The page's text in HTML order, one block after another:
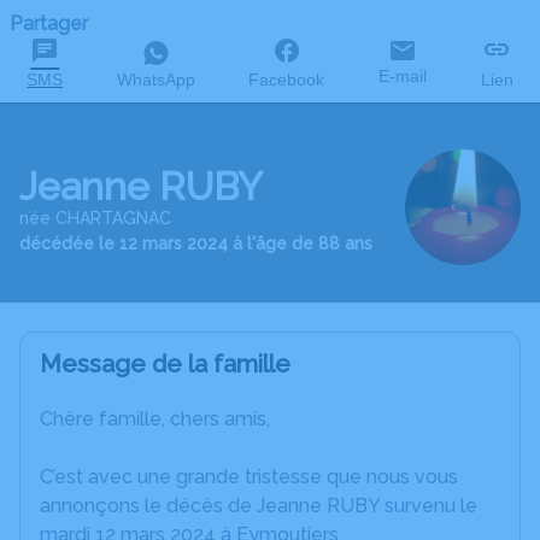
Partager
SMS WhatsApp Facebook E-mail Lien
Jeanne RUBY
née CHARTAGNAC
décédée le 12 mars 2024 à l'âge de 88 ans
Message de la famille
Chère famille, chers amis,
C’est avec une grande tristesse que nous vous
annonçons le décès de Jeanne RUBY survenu le
mardi 12 mars 2024 à Eymoutiers.